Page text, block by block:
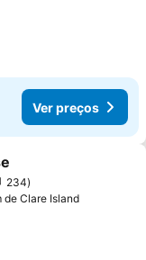
Ver preços
favoritos
234
de Clare Island